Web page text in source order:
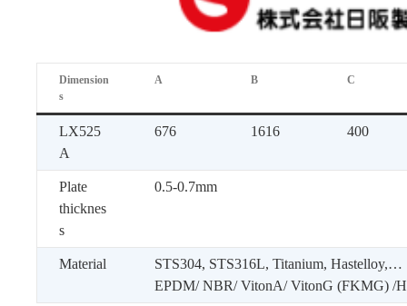
Dimension
s
A B C
LX525
A
676 1616 400
Plate
thicknes
s
0.5-0.7mm
Material
STS304, STS316L, Titanium, Hastelloy,…
EPDM/ NBR/ VitonA/ VitonG (FKMG) /